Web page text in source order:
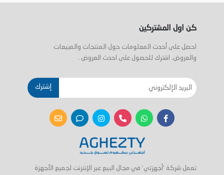
كن اول المشتركين
احصل على أحدث المعلومات حول المنتجات والمبيعات
والعروض. اشترك للحصول على احدث العروض .
إشترك
تعمل شركة 'أجهزتي' في مجال البيع عبر الإنترنت لجميع الأجهزة